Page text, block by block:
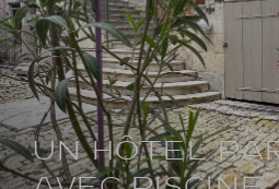
UN HÔTEL